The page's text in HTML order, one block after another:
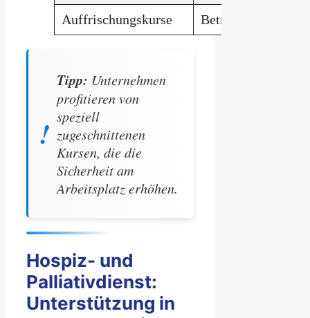
Auffrischungskurse
Betriebe
Tipp: Unternehmen
profitieren von
speziell
zugeschnittenen
Kursen, die die
Sicherheit am
Arbeitsplatz erhöhen.
Hospiz- und
Palliativdienst:
Unterstützung in